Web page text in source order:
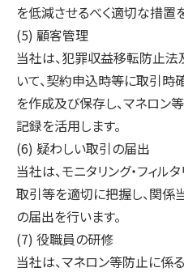
を低減させるべく適切な措置
(5) 顧客管理
当社は、犯罪収益移転防止
いて、契約申込時等に取引時
を作成及び保存し、マネロン
記録を活用します。
(6) 疑わしい取引の届出
当社は、モニタリング・フィ
取引等を適切に把握し、関係
の届出を行います。
(7) 役職員の研修
当社は、マネロン等防止に係